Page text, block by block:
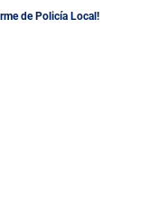
de Policía Local!